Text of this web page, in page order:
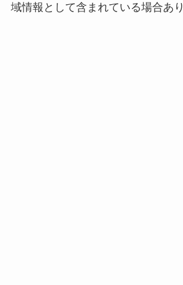
域情報として含まれている場合あり